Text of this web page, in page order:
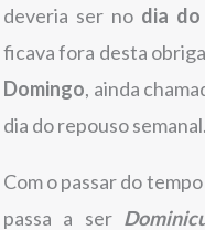
deveria ser no dia do
ficava fora desta
Domingo, ainda
dia do repouso semanal.
Com o passar do tempo
passa a ser